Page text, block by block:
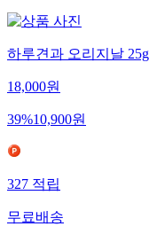
하루견과 오리지날
18,000원
39%10,900원
327적립
무료배송